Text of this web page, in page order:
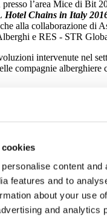
content and
features and to
about your use
and analytics
presso l’area Mice di Bit
Hotel Chains in Italy
alla collaborazione di
e RES - STR
intervenute nel
compagnie alberghiere
in termini di domanda e
In che modo i
turistico italiano? Quali gli
si è data una prima
della ricerca sono stati
Project Manager di
di Associazione
.